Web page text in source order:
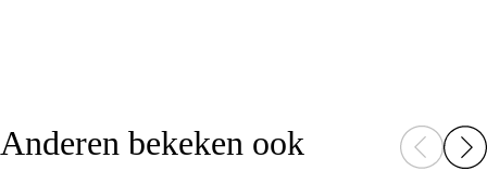
Anderen bekeken ook